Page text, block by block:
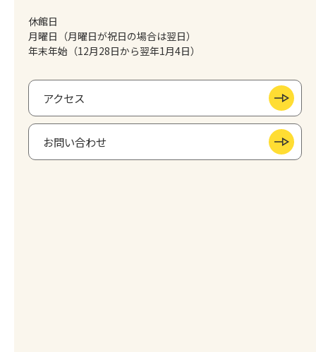
休館日
月曜日（月曜日が祝日の場合は翌日）
年末年始（12月28日から翌年1月4日）
アクセス
お問い合わせ